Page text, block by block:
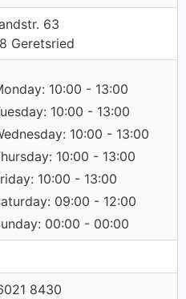
63
Geretsried
10:00 - 13:00
10:00 - 13:00
10:00 - 13:00
10:00 - 13:00
10:00 - 13:00
09:00 - 12:00
00:00 - 00:00
8430